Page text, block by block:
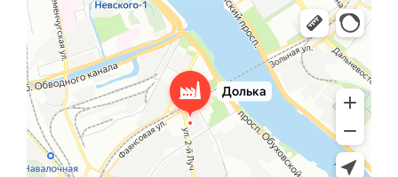
Долька
Производственное предприятие в Санкт‑Петербурге